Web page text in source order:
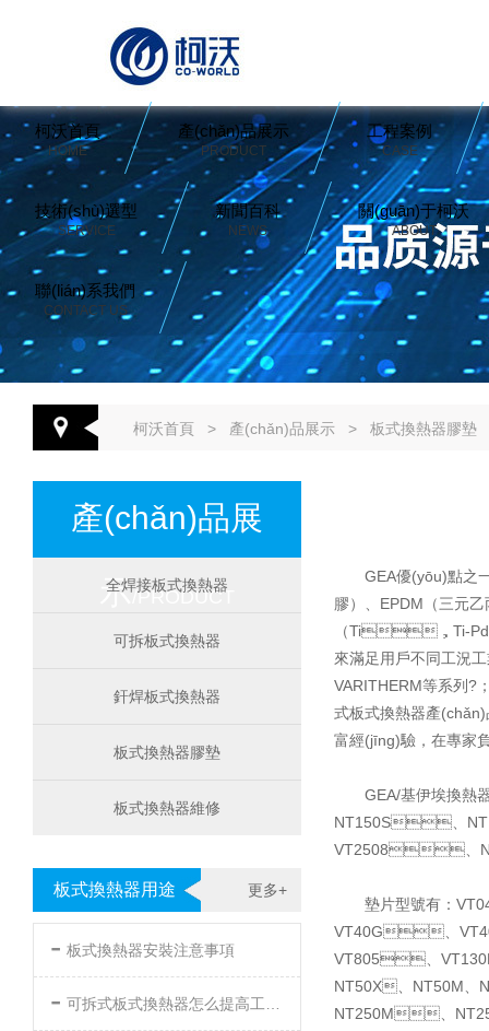
柯沃首頁
HOME
產(chǎn)品展示
PRODUCT
工程案例
CASE
技術(shù)選型
SERVICE
新聞百科
NEWS
關(guān)于柯沃
ABOUT
聯(lián)系我們
CONTACT US
柯沃首頁 > 產(chǎn)品展示 > 板式換熱器膠墊
產(chǎn)品展
示 /PRODUCT
全焊接板式換熱器
可拆板式換熱器
釬焊板式換熱器
板式換熱器膠墊
板式換熱器維修
更多+
板式換熱器用途
- 板式換熱器安裝注意事項
- 可拆式板式換熱器怎么提高工作效率
GEA優(yōu)點之
膠）、EPDM（
（Ti，Ti-Pd）
來滿足用戶不同工況
VARITHERM等系列
式板式換熱器產(chǎn)品
富經(jīng)驗，在專
GEA/基伊埃換
NT150S、
VT2508、
墊片型號有：
VT40G、
VT805、
NT50X、NT50M
NT250M、